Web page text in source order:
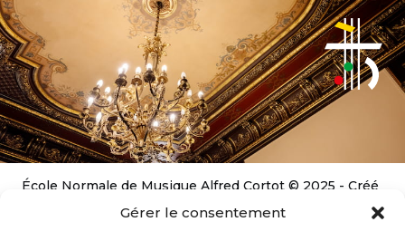
Gérer le consentement
Bourses et financement
Nous soutenir
Candidater
École Normale de Musique Alfred Cortot © 2025 - Créé
Caroline de Vibraye